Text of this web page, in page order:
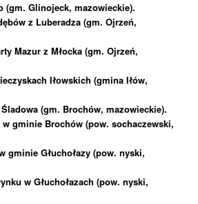
(gm. Glinojeck, mazowieckie).
z Luberadza (gm. Ojrzeń,
Mazur z Młocka (gm. Ojrzeń,
Iłowskich (gmina Iłów,
(gm. Brochów, mazowieckie).
gminie Brochów (pow. sochaczewski,
gminie Głuchołazy (pow. nyski,
w Głuchołazach (pow. nyski,